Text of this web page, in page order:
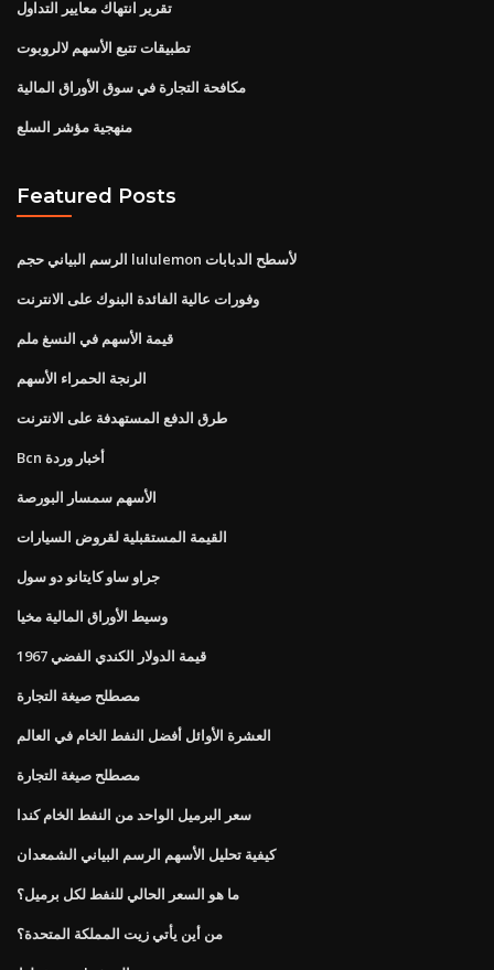
تقرير انتهاك معايير التداول
تطبيقات تتبع الأسهم لالروبوت
مكافحة التجارة في سوق الأوراق المالية
منهجية مؤشر السلع
Featured Posts
الرسم البياني حجم lululemon لأسطح الدبابات
وفورات عالية الفائدة البنوك على الانترنت
قيمة الأسهم في النسغ ملم
الرنجة الحمراء الأسهم
طرق الدفع المستهدفة على الانترنت
Bcn أخبار وردة
الأسهم سمسار البورصة
القيمة المستقبلية لقروض السيارات
جراو ساو كايتانو دو سول
وسيط الأوراق المالية مخيا
قيمة الدولار الكندي الفضي 1967
مصطلح صيغة التجارة
العشرة الأوائل أفضل النفط الخام في العالم
مصطلح صيغة التجارة
سعر البرميل الواحد من النفط الخام كندا
كيفية تحليل الأسهم الرسم البياني الشمعدان
ما هو السعر الحالي للنفط لكل برميل؟
من أين يأتي زيت المملكة المتحدة؟